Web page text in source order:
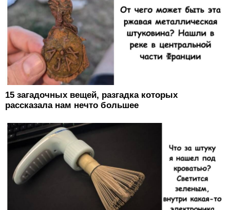
15 загадочных вещей, разгадка которых
рассказала нам нечто большее